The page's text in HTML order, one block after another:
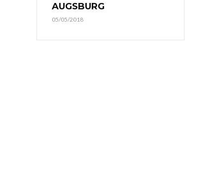
AUGSBURG
05/05/2018